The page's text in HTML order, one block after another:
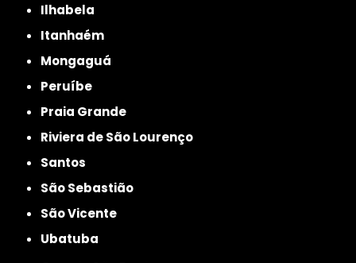
Ilhabela
Itanhaém
Mongaguá
Peruíbe
Praia Grande
Riviera de São Lourenço
Santos
São Sebastião
São Vicente
Ubatuba